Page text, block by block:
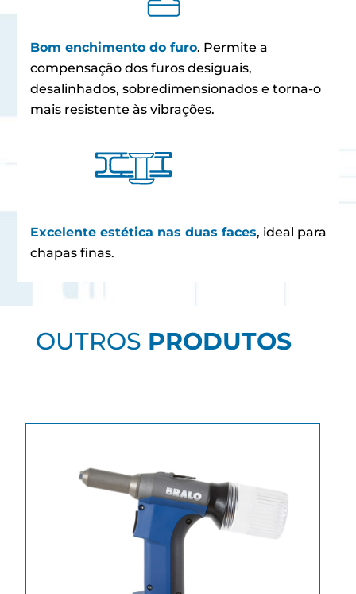
Bom enchimento do furo. Permite a
compensação dos furos desiguais,
desalinhados, sobredimensionados e torna-o
mais resistente às vibrações.
Excelente estética nas duas faces, ideal para
chapas finas.
OUTROS PRODUTOS